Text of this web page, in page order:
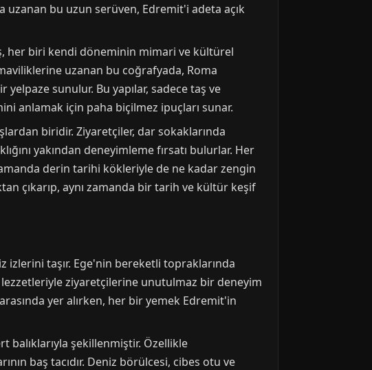
bu uzun serüven, Edremit'i adeta açık
her biri kendi döneminin mimari ve kültürel
uzanan bu coğrafyada, Roma
sunulur. Bu yapılar, sadece taş ve
anlamak için paha biçilmez ipuçları sunar.
biridir. Ziyaretçiler, dar sokaklarında
yakından deneyimleme fırsatı bulurlar. Her
derin tarihi kökleriyle de ne kadar zengin
çıkarıp, aynı zamanda bir tarih ve kültür keşif
izlerini taşır. Ege'nin bereketli topraklarında
ziyaretçilerine unutulmaz bir deneyim
yer alırken, her bir yemek Edremit'in
şekillenmiştir. Özellikle
baş tacıdır. Deniz börülcesi, cibes otu ve